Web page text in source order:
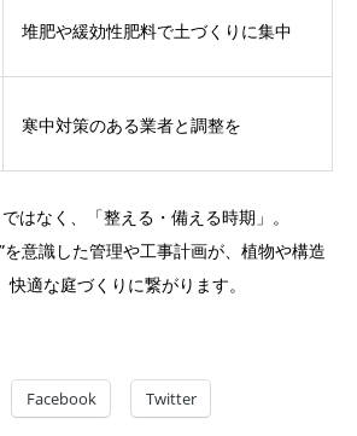
堆肥や緩効性肥料で土づくりに集中
寒中対策のある業者と調整を
はなく、「整える・備える時期」。
を意識した管理や工事計画が、植物や構造
適な庭づくりに繋がります。
Facebook Twitter